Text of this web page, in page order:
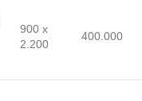
900 x
2.200
400.000